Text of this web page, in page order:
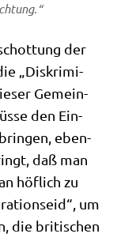
der
„Dis­kri­mi­
Gemein­
den Ein­
eben­
daß man
höf­lich zu
um
die bri­ti­schen